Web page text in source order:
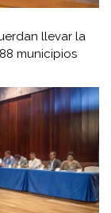
llevar la
municipios